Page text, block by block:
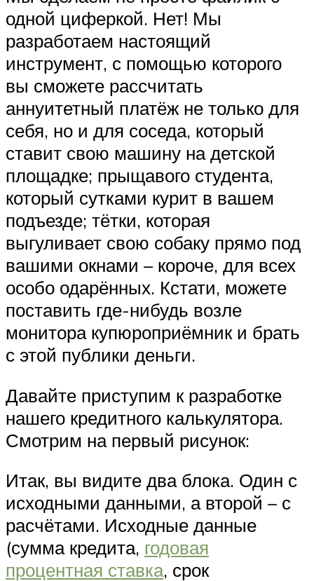
одной циферкой. Нет! Мы
разработаем настоящий
инструмент, с помощью которого
вы сможете рассчитать
аннуитетный платёж не только для
себя, но и для соседа, который
ставит свою машину на детской
площадке; прыщавого студента,
который сутками курит в вашем
подъезде; тётки, которая
выгуливает свою собаку прямо под
вашими окнами – короче, для всех
особо одарённых. Кстати, можете
поставить где-нибудь возле
монитора купюроприёмник и брать
с этой публики деньги.
Давайте приступим к разработке
нашего кредитного калькулятора.
Смотрим на первый рисунок:
Итак, вы видите два блока. Один с
исходными данными, а второй – с
расчётами. Исходные данные
(сумма кредита, годовая
процентная ставка, срок